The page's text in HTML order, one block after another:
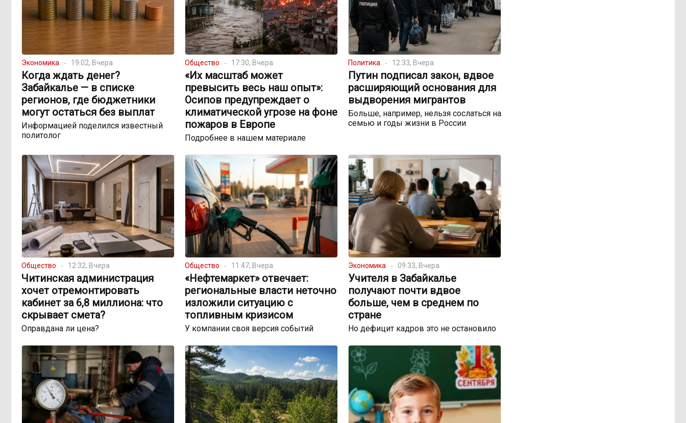
Экономика 19:02, Вчера
Когда ждать денег?
Забайкалье — в списке
регионов, где бюджетники
могут остаться без выплат
Информацией поделился известный
политолог
Общество 17:30, Вчера
«Их масштаб может
превысить весь наш опыт»:
Осипов предупреждает о
климатической угрозе на фоне
пожаров в Европе
Подробнее в нашем материале
Политика 12:33, Вчера
Путин подписал закон, вдвое
расширяющий основания для
выдворения мигрантов
Больше, например, нельзя сослаться на
семью и годы жизни в России
Общество 12:32, Вчера
Читинская администрация
хочет отремонтировать
кабинет за 6,8 миллиона: что
скрывает смета?
Оправдана ли цена?
Общество 11:47, Вчера
«Нефтемаркет» отвечает:
региональные власти неточно
изложили ситуацию с
топливным кризисом
У компании своя версия событий
Экономика 09:33, Вчера
Учителя в Забайкалье
получают почти вдвое
больше, чем в среднем по
стране
Но дефицит кадров это не остановило